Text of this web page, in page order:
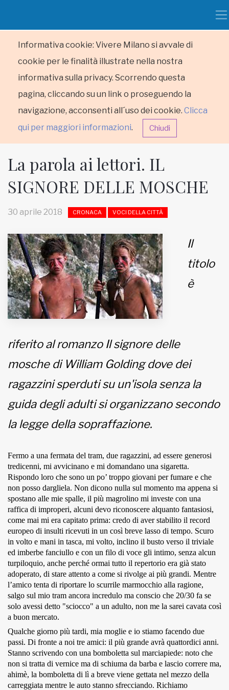
Informativa cookie: Vivere Milano si avvale di
cookie per le finalità illustrate nella nostra
informativa sulla privacy. Scorrendo questa
pagina, cliccando su un link o proseguendo la
navigazione, acconsenti all´uso dei cookie. Clicca
qui per maggiori informazioni. Chiudi
HOME
MUNICIPI
Inviateci le vostre segnalazioni
Iscriviti alla newsletter
www.viveremilano.info
Bernardis
Imbonati, 89 20159 Milano (Italia)
Informativa sulla privacy
La parola ai lettori. IL
SIGNORE DELLE MOSCHE
30 aprile 2018 CRONACA VOCI DELLA CITTÀ
Il
titolo
è
riferito al romanzo Il signore delle
mosche di William Golding dove dei
ragazzini sperduti su un'isola senza la
guida degli adulti si organizzano secondo
la legge della sopraffazione.
Fermo a una fermata del tram, due ragazzini, ad essere generosi
tredicenni, mi avvicinano e mi domandano una sigaretta.
Rispondo loro che sono un po’ troppo giovani per fumare e che
non posso dargliela. Non dicono nulla sul momento ma appena si
spostano alle mie spalle, il più magrolino mi investe con una
raffica di improperi, alcuni devo riconoscere alquanto fantasiosi,
come mai mi era capitato prima: credo di aver stabilito il record
europeo di insulti ricevuti in un così breve lasso di tempo. Scuro
in volto e mani in tasca, mi volto, inclino il busto verso il triviale
ed imberbe fanciullo e con un filo di voce gli intimo, senza alcun
turpiloquio, anche perché ormai tutto il repertorio era già stato
adoperato, di stare attento a come si rivolge ai più grandi. Mentre
l’amico tenta di riportare lo scurrile marmocchio alla ragione,
salgo sul mio tram ancora incredulo ma conscio che 20/30 fa se
solo avessi detto "sciocco" a un adulto, non me la sarei cavata così
a buon mercato.
Qualche giorno più tardi, mia moglie e io stiamo facendo due
passi. Di fronte a noi tre amici: il più grande avrà quattordici anni.
Stanno scrivendo con una bomboletta sul marciapiede: noto che
non si tratta di vernice ma di schiuma da barba e lascio correre ma,
ahimè, la bomboletta di lì a breve viene gettata nel mezzo della
carreggiata mentre le auto stanno sfrecciando. Richiamo